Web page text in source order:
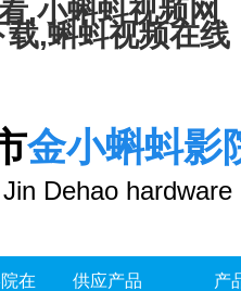
,小蝌蚪视频网
,蝌蚪视频在线
金小蝌蚪影
Dehao hardware
在 供应产品 产